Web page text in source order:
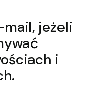
jeżeli
i